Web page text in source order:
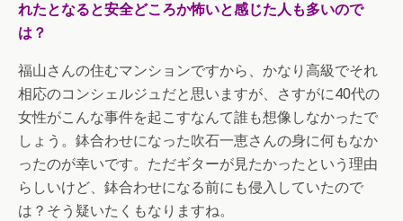
れたとなると安全どころか怖いと感じた人も多いので
は？
福山さんの住むマンションですから、かなり高級でそれ
相応のコンシェルジュだと思いますが、さすがに40代の
女性がこんな事件を起こすなんて誰も想像しなかったで
しょう。鉢合わせになった吹石一恵さんの身に何もなか
ったのが幸いです。ただギターが見たかったという理由
らしいけど、鉢合わせになる前にも侵入していたので
は？そう疑いたくもなりますね。